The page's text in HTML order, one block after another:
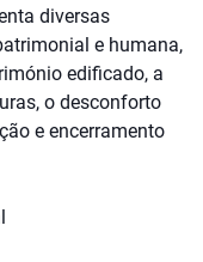
diversas
e humana,
edificado, a
o desconforto
e encerramento